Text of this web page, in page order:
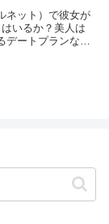
ネット）で彼女が
いるか？美人は
デートプランなど